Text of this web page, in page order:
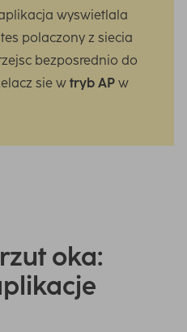
wyswietlala
polaczony z siecia
bezposrednio do
sie w tryb AP w
oka: